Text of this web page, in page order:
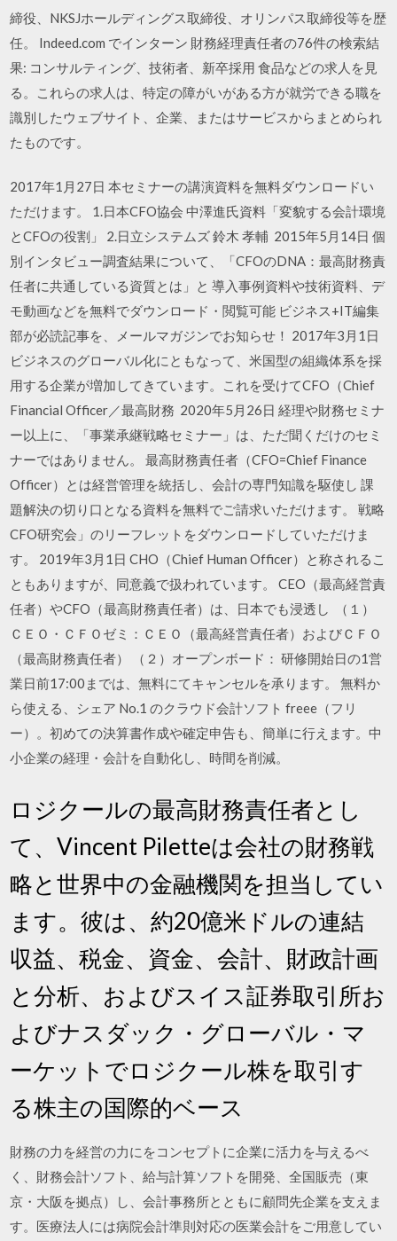
締役、NKSJホールディングス取締役、オリンパス取締役等を歴
任。 Indeed.com でインターン 財務経理責任者の76件の検索結
果: コンサルティング、技術者、新卒採用 食品などの求人を見
る。これらの求人は、特定の障がいがある方が就労できる職を
識別したウェブサイト、企業、またはサービスからまとめられ
たものです。
2017年1月27日 本セミナーの講演資料を無料ダウンロードい
ただけます。 1.日本CFO協会 中澤進氏資料「変貌する会計環境
とCFOの役割」 2.日立システムズ 鈴木 孝輔 2015年5月14日 個
別インタビュー調査結果について、「CFOのDNA：最高財務責
任者に共通している資質とは」と 導入事例資料や技術資料、デ
モ動画などを無料でダウンロード・閲覧可能 ビジネス+IT編集
部が必読記事を、メールマガジンでお知らせ！ 2017年3月1日
ビジネスのグローバル化にともなって、米国型の組織体系を採
用する企業が増加してきています。これを受けてCFO（Chief
Financial Officer／最高財務 2020年5月26日 経理や財務セミナ
ー以上に、「事業承継戦略セミナー」は、ただ聞くだけのセミ
ナーではありません。 最高財務責任者（CFO=Chief Finance
Officer）とは経営管理を統括し、会計の専門知識を駆使し 課
題解決の切り口となる資料を無料でご請求いただけます。 戦略
CFO研究会」のリーフレットをダウンロードしていただけま
す。 2019年3月1日 CHO（Chief Human Officer）と称されるこ
ともありますが、同意義で扱われています。 CEO（最高経営責
任者）やCFO（最高財務責任者）は、日本でも浸透し （１）
ＣＥＯ・ＣＦＯゼミ：ＣＥＯ（最高経営責任者）およびＣＦＯ
（最高財務責任者） （２）オープンボード： 研修開始日の1営
業日前17:00までは、無料にてキャンセルを承ります。 無料か
ら使える、シェア No.1 のクラウド会計ソフト freee（フリ
ー）。初めての決算書作成や確定申告も、簡単に行えます。中
小企業の経理・会計を自動化し、時間を削減。
ロジクールの最高財務責任者とし
て、Vincent Piletteは会社の財務戦
略と世界中の金融機関を担当してい
ます。彼は、約20億米ドルの連結
収益、税金、資金、会計、財政計画
と分析、およびスイス証券取引所お
よびナスダック・グローバル・マ
ーケットでロジクール株を取引す
る株主の国際的ベース
財務の力を経営の力にをコンセプトに企業に活力を与えるべ
く、財務会計ソフト、給与計算ソフトを開発、全国販売（東
京・大阪を拠点）し、会計事務所とともに顧問先企業を支えま
す。医療法人には病院会計準則対応の医業会計をご用意してい